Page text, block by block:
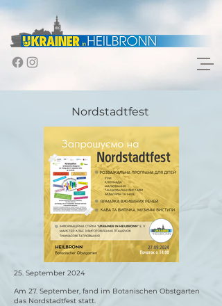
Nordstadtfest
25. September 2024
Am 27. September, fand im Botanischen Obstgarten
das Nordstadtfest statt.